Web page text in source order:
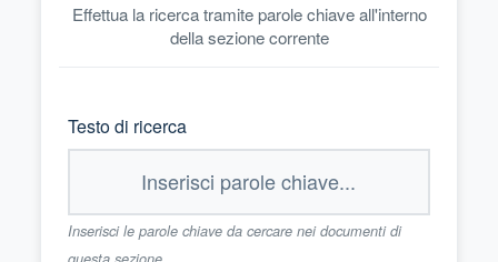
Effettua la ricerca tramite parole chiave all'interno
della sezione corrente
Testo di ricerca
Inserisci le parole chiave da cercare nei documenti di